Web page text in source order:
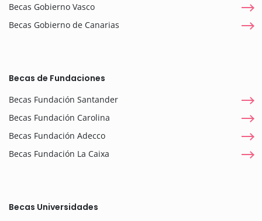
Becas Gobierno Vasco
Becas Gobierno de Canarias
Becas de Fundaciones
Becas Fundación Santander
Becas Fundación Carolina
Becas Fundación Adecco
Becas Fundación La Caixa
Becas Universidades